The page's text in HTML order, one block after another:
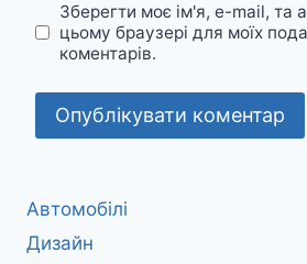
Зберегти моє ім'я, e-mail, та
цьому браузері для моїх
коментарів.
Автомобілі
Дизайн